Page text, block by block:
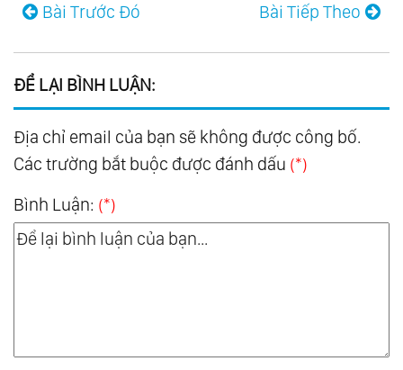
Bài Trước Đó Bài Tiếp Theo
ĐỂ LẠI BÌNH LUẬN:
Địa chỉ email của bạn sẽ không được công bố.
Các trường bắt buộc được đánh dấu (*)
Bình Luận: (*)